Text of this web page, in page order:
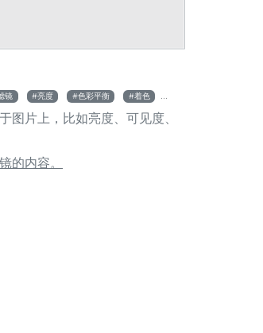
镜 亮度 色彩平衡 着色
图片上，比如亮度、可见度、
的内容。